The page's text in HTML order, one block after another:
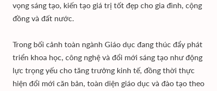
vọng sáng tạo, kiến tạo giá trị tốt đẹp cho gia đình, cộng
đồng và đất nước.
Trong bối cảnh toàn ngành Giáo dục đang thúc đẩy phát
triển khoa học, công nghệ và đổi mới sáng tạo như động
lực trọng yếu cho tăng trưởng kinh tế, đồng thời thực
hiện đổi mới căn bản, toàn diện giáo dục và đào tạo theo